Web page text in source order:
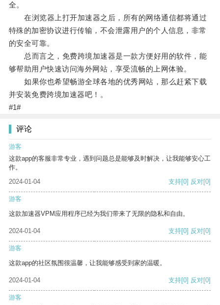
全。
在浏览器上打开加速器之后，所有的网络通信都将通过
特殊的加密协议进行传输，不会泄露用户的个人信息，非常
的安全可靠。
总而言之，免费跨境加速器是一款方便好用的软件，能
够帮助用户快速访问海外网站，享受流畅的上网体验。
如果你也希望畅游全球各地的优秀网站，那么赶紧下载
并安装免费跨境加速器吧！。
#1#
评论
游客
这款app的客服非常专业，遇到问题总是能够及时解决，让我能够安心工
作。
2024-01-04
支持[0] 反对[0]
游客
这款加速器VPM应用程序已经为我们带来了无限的隐私和自由。
2024-01-04 支持[0] 反对[0]
游客
这款app的社区氛围很温馨，让我能够感受到家的温暖。
2024-01-04 支持[0] 反对[0]
游客